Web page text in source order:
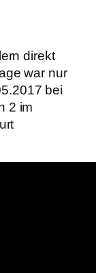
direkt
war nur
bei
2 im